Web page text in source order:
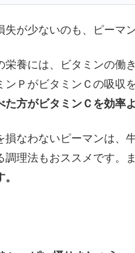
失が少ないのも、ピーマ
栄養には、ビタミンの働
ンＰがビタミンＣの吸収
た方がビタミンＣを効率
損なわないピーマンは、
理法もおススメです。ま